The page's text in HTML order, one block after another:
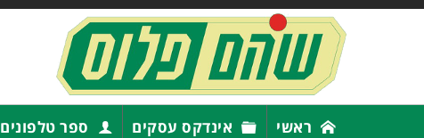
ראשי אינדקס עסקים ספר טלפונים